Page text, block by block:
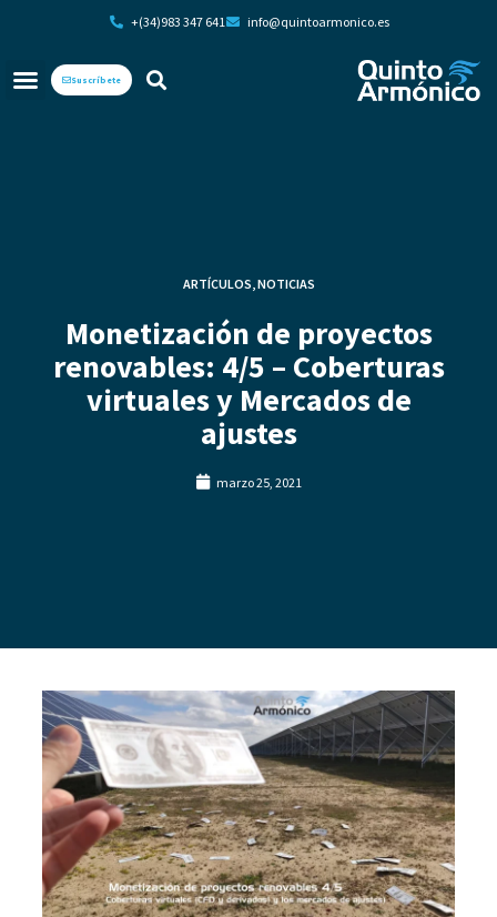
+(34)983 347 641 info@quintoarmonico.es
Suscríbete
ARTÍCULOS NOTICIAS
Monetización de proyectos
renovables: 4/5 – Coberturas
virtuales y Mercados de
ajustes
marzo 25, 2021